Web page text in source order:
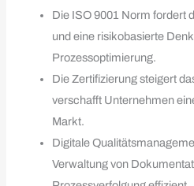
Die ISO 9001 Norm fordert
und eine risikobasierte
Prozessoptimierung.
Die Zertifizierung steigert
verschafft Unternehmen
Markt.
Digitale
Verwaltung von